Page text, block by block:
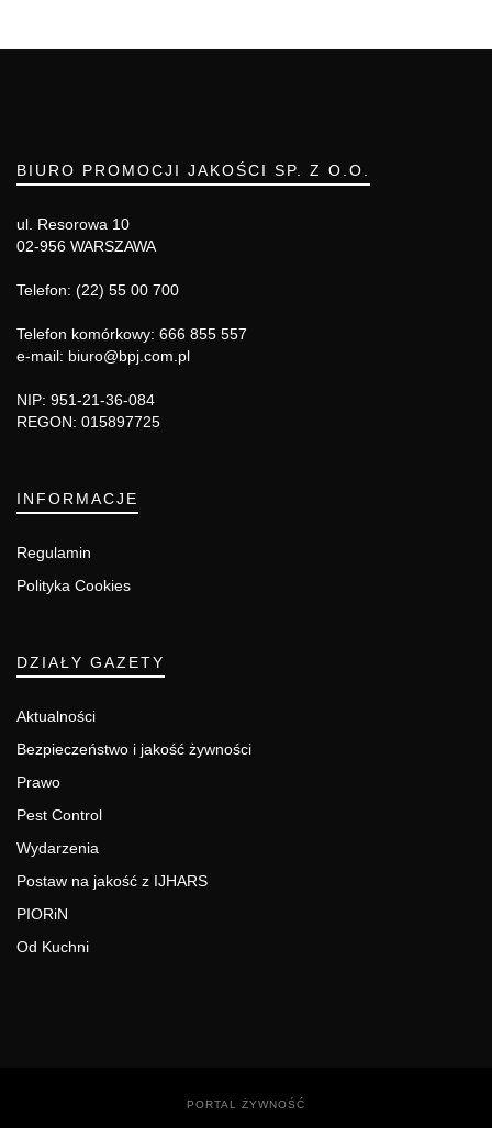
BIURO PROMOCJI JAKOŚCI SP. Z O.O.
ul. Resorowa 10
02-956 WARSZAWA
Telefon: (22) 55 00 700
Telefon komórkowy: 666 855 557
e-mail: biuro@bpj.com.pl
NIP: 951-21-36-084
REGON: 015897725
INFORMACJE
Regulamin
Polityka Cookies
DZIAŁY GAZETY
Aktualności
Bezpieczeństwo i jakość żywności
Prawo
Pest Control
Wydarzenia
Postaw na jakość z IJHARS
PIORiN
Od Kuchni
PORTAL ŻYWNOŚĆ